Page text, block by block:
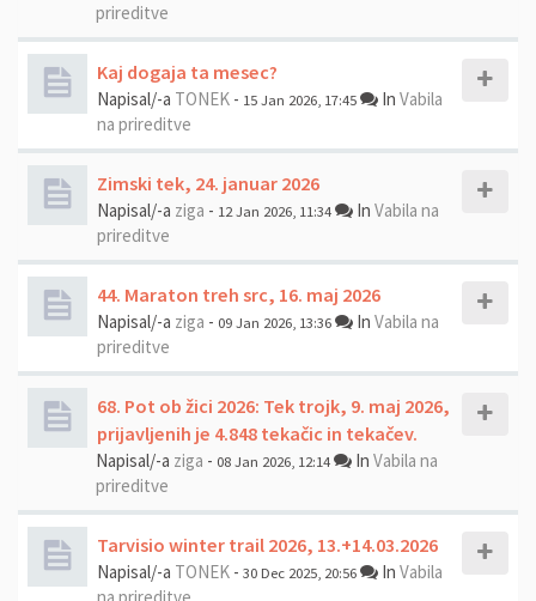
prireditve
Kaj dogaja ta mesec?
Napisal/-a TONEK - 15 Jan 2026, 17:45 In Vabila
na prireditve
Zimski tek, 24. januar 2026
Napisal/-a ziga - 12 Jan 2026, 11:34 In Vabila na
prireditve
44. Maraton treh src, 16. maj 2026
Napisal/-a ziga - 09 Jan 2026, 13:36 In Vabila na
prireditve
68. Pot ob žici 2026: Tek trojk, 9. maj 2026,
prijavljenih je 4.848 tekačic in tekačev.
Napisal/-a ziga - 08 Jan 2026, 12:14 In Vabila na
prireditve
Tarvisio winter trail 2026, 13.+14.03.2026
Napisal/-a TONEK - 30 Dec 2025, 20:56 In Vabila